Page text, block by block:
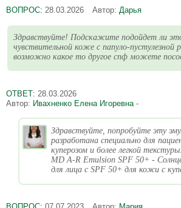
ВОПРОС: 28.03.2026 Автор: Дарья
Здравствуйте! Подскажите подойдет ли
чувствительной коже с папуло-пустулезной
возможно какое то другое спф можете
ОТВЕТ: 28.03.2026
Автор: Ивахненко Елена Игоревна-
Здравствуйте, попробуйте эту
разработана специально для
куперозом и более легкой
MD A-R Emulsion SPF 50+ -
для лица с SPF 50+ для кожи c